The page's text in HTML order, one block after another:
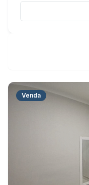
Venda